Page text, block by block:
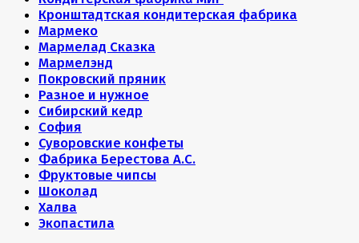
Кронштадтская кондитерская фабрика
Мармеко
Мармелад Сказка
Мармелэнд
Покровский пряник
Разное и нужное
Сибирский кедр
София
Суворовские конфеты
Фабрика Берестова А.С.
Фруктовые чипсы
Шоколад
Халва
Экопастила